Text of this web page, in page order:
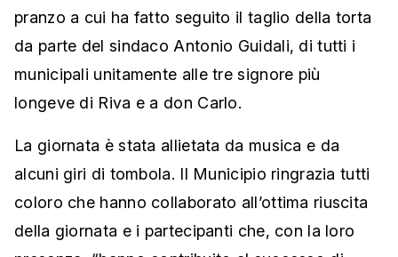
pranzo a cui ha fatto seguito il taglio della torta
da parte del sindaco Antonio Guidali, di tutti i
municipali unitamente alle tre signore più
longeve di Riva e a don Carlo.
La giornata è stata allietata da musica e da
alcuni giri di tombola. Il Municipio ringrazia tutti
coloro che hanno collaborato all’ottima riuscita
della giornata e i partecipanti che, con la loro